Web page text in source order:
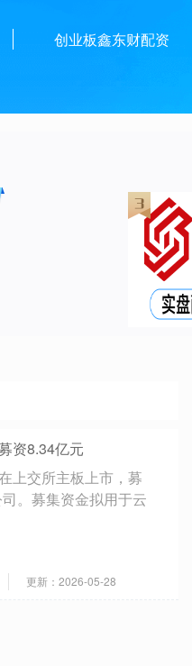
创业板鑫东财配资
资8.34亿元
上交所主板上市，募
。募集资金拟用于云
更新：2026-05-28